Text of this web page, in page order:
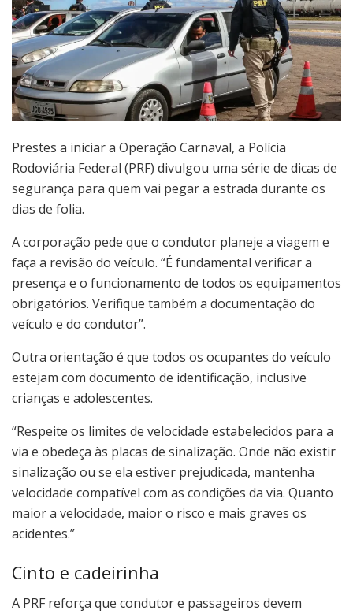
Prestes a iniciar a Operação Carnaval, a Polícia
Rodoviária Federal (PRF) divulgou uma série de dicas de
segurança para quem vai pegar a estrada durante os
dias de folia.
A corporação pede que o condutor planeje a viagem e
faça a revisão do veículo. “É fundamental verificar a
presença e o funcionamento de todos os equipamentos
obrigatórios. Verifique também a documentação do
veículo e do condutor”.
Outra orientação é que todos os ocupantes do veículo
estejam com documento de identificação, inclusive
crianças e adolescentes.
“Respeite os limites de velocidade estabelecidos para a
via e obedeça às placas de sinalização. Onde não existir
sinalização ou se ela estiver prejudicada, mantenha
velocidade compatível com as condições da via. Quanto
maior a velocidade, maior o risco e mais graves os
acidentes.”
Cinto e cadeirinha
A PRF reforça que condutor e passageiros devem